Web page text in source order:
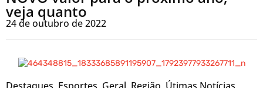
veja quanto
24 de outubro de 2022